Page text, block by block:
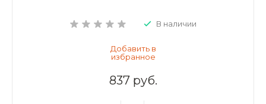
В наличии
837 руб.